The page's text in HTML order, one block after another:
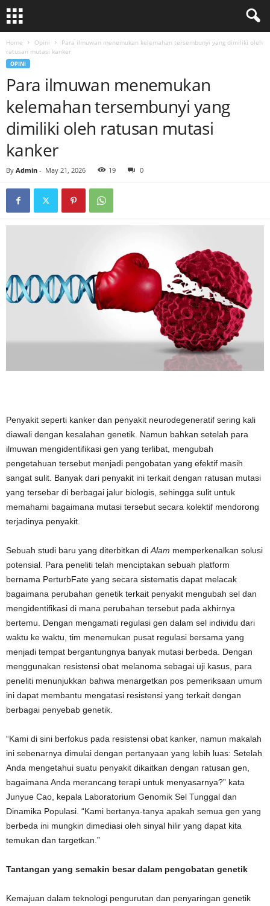
Home Opini
Para ilmuwan menemukan kelemahan tersembunyi yang dimiliki oleh
ratusan mutasi kanker
OPINI
Para ilmuwan menemukan
kelemahan tersembunyi yang
dimiliki oleh ratusan mutasi
kanker
By Admin - May 21, 2026 19 0
Penyakit seperti kanker dan penyakit neurodegeneratif sering kali
diawali dengan kesalahan genetik. Namun bahkan setelah para
ilmuwan mengidentifikasi gen yang terlibat, mengubah
pengetahuan tersebut menjadi pengobatan yang efektif masih
sangat sulit. Banyak dari penyakit ini terkait dengan ratusan mutasi
yang tersebar di berbagai jalur biologis, sehingga sulit untuk
memahami bagaimana mutasi tersebut secara kolektif mendorong
terjadinya penyakit.
Sebuah studi baru yang diterbitkan di Alam memperkenalkan solusi
potensial. Para peneliti telah menciptakan sebuah platform
bernama PerturbFate yang secara sistematis dapat melacak
bagaimana perubahan genetik terkait penyakit mengubah sel dan
mengidentifikasi di mana perubahan tersebut pada akhirnya
bertemu. Dengan mengamati regulasi gen dalam sel individu dari
waktu ke waktu, tim menemukan pusat regulasi bersama yang
menjadi tempat bergantungnya banyak mutasi berbeda. Dengan
menggunakan resistensi obat melanoma sebagai uji kasus, para
peneliti menunjukkan bahwa menargetkan pos pemeriksaan umum
ini dapat membantu mengatasi resistensi yang terkait dengan
berbagai penyebab genetik.
“Kami di sini berfokus pada resistensi obat kanker, namun makalah
ini sebenarnya dimulai dengan pertanyaan yang lebih luas: Setelah
Anda mengetahui suatu penyakit dikaitkan dengan ratusan gen,
bagaimana Anda merancang terapi untuk menyasarnya?” kata
Junyue Cao, kepala Laboratorium Genomik Sel Tunggal dan
Dinamika Populasi. “Kami bertanya-tanya apakah semua gen yang
berbeda ini mungkin dimediasi oleh sinyal hilir yang dapat kita
temukan dan targetkan.”
Tantangan yang semakin besar dalam pengobatan genetik
Kemajuan dalam teknologi pengurutan dan penyaringan genetik